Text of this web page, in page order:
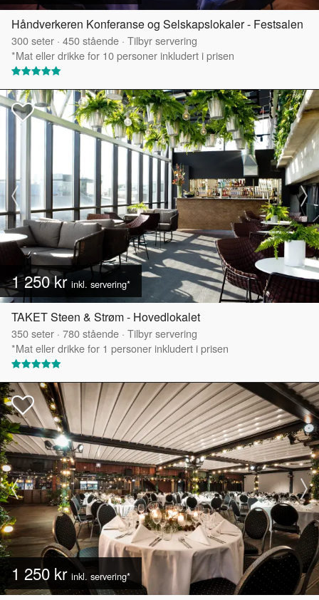
Håndverkeren Konferanse og Selskapslokaler - Festsalen
300seter · 450stående · Tilbyr servering
*Mat eller drikke for 10 personer inkludert i prisen
1 250 kr inkl. servering*
TAKET Steen & Strøm - Hovedlokalet
350seter · 780stående · Tilbyr servering
*Mat eller drikke for 1 personer inkludert i prisen
1 250 kr inkl. servering*